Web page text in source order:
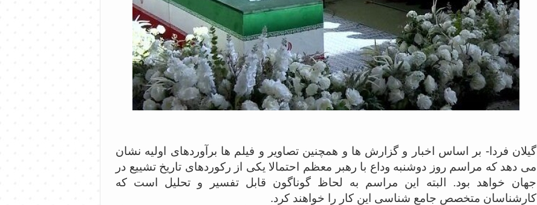
گیلان فردا- بر اساس اخبار و گزارش ها و همچنین تصاویر و فیلم ها برآوردهای اولیه نشان
می دهد که مراسم روز دوشنبه وداع با رهبر معظم احتمالا یکی از رکوردهای تاریخ تشییع در
جهان خواهد بود. البته این مراسم به لحاظ گوناگون قابل تفسیر و تحلیل است که
کارشناسان متخصص جامع شناسی این کار را خواهند کرد.